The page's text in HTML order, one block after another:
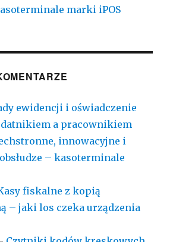
marki iPOS
ewidencji i oświadczenie
a pracownikiem
innowacyjne i
– kasoterminale
fiskalne z kopią
– jaki los czeka urządzenia